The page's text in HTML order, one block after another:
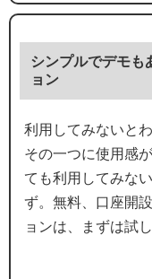
シンプルでデモも
ョン
利用してみないと
その一つに使用感
ても利用してみな
ず。無料、口座開
ョンは、まずは試